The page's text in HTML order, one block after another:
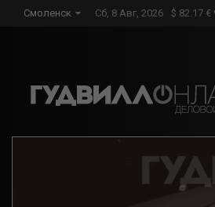
Смоленск Сб, 8 Авг, 2026 $ 82.17 €